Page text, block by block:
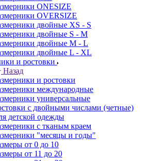
ONESIZE
OVERSIZE
двойные XS - S
двойные S - M
двойные M - L
двойные L - XL
и ростовки
Назад
и ростовки
международные
универсальные
с двойными числами (четные)
детской одежды
с тканым краем
"месяцы и годы"
от 0 до 10
от 11 до 20